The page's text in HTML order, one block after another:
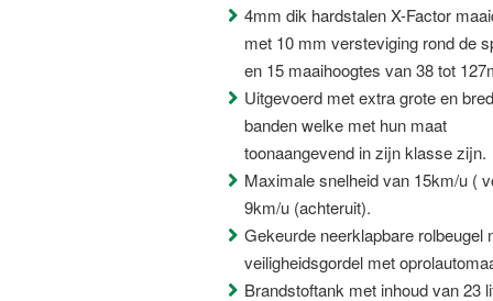
4mm dik hardstalen X-Factor
met 10 mm versteviging rond de
en 15 maaihoogtes van 38 tot
Uitgevoerd met extra grote en
banden welke met hun maat
toonaangevend in zijn klasse zijn.
Maximale snelheid van 15km/u (
9km/u (achteruit).
Gekeurde neerklapbare rolbeugel
veiligheidsgordel met
Brandstoftank met inhoud van 23